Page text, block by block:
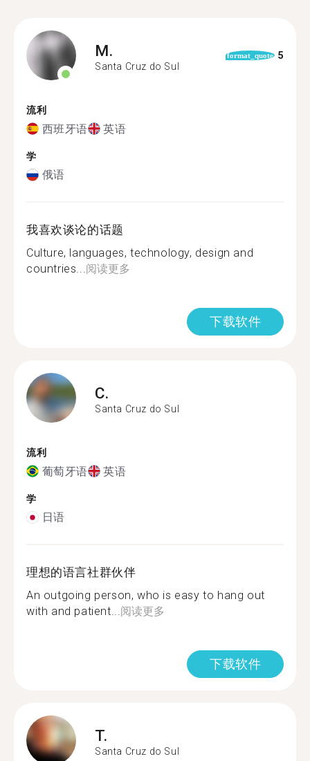
M.
Santa Cruz do Sul
format_quote 5
流利
西班牙语 英语
学
俄语
我喜欢谈论的话题
Culture, languages, technology, design and
countries...阅读更多
下载软件
C.
Santa Cruz do Sul
流利
葡萄牙语 英语
学
日语
理想的语言社群伙伴
An outgoing person, who is easy to hang out
with and patient...阅读更多
下载软件
T.
Santa Cruz do Sul